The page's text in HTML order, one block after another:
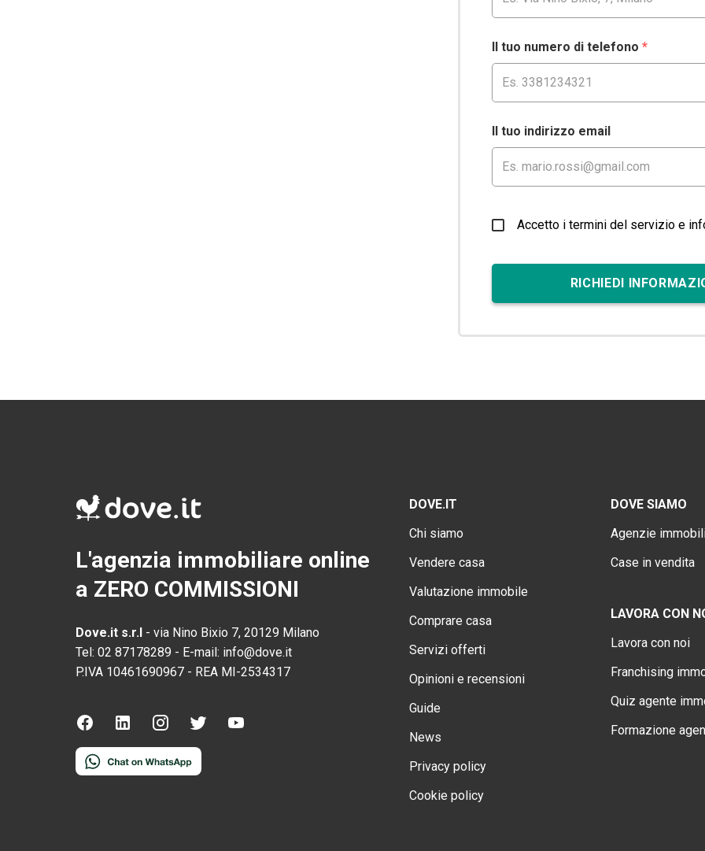
Il tuo numero di telefono *
Il tuo indirizzo email
Accetto i termini del servizio e
RICHIEDI
L'agenzia immobiliare online
a ZERO COMMISSIONI
Dove.it s.r.l - via Nino Bixio 7, 20129 Milano
Tel: 02 87178289 - E-mail: info@dove.it
P.IVA 10461690967 - REA MI-2534317
DOVE.IT
Chi siamo
Vendere casa
Valutazione immobile
Comprare casa
Servizi offerti
Opinioni e recensioni
Guide
News
Privacy policy
Cookie policy
DOVE SIAMO
Agenzie
Case in vendita
LAVORA CON
Lavora con noi
Franchising
Quiz agente
Formazione